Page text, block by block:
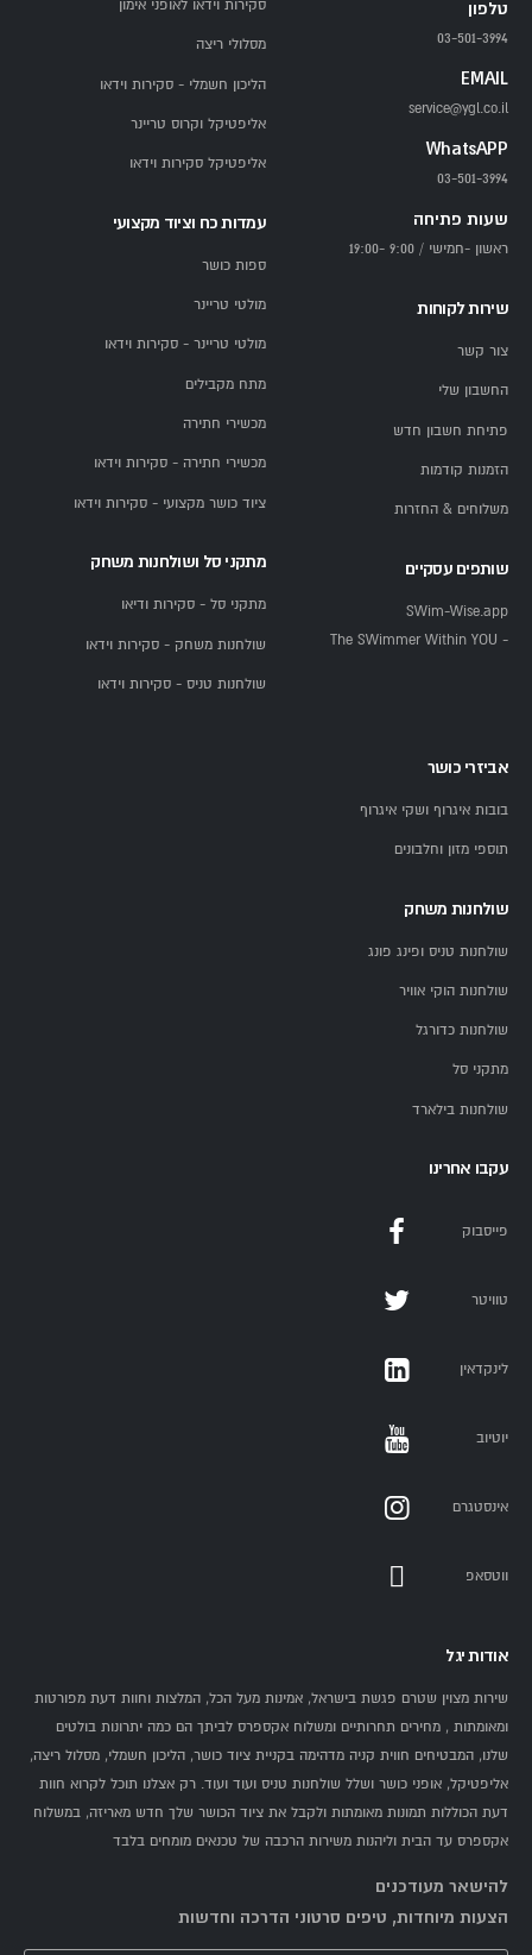
טלפון
03-501-3994
EMAIL
service@ygl.co.il
WhatsAPP
03-501-3994
שעות פתיחה
ראשון -חמישי / 9:00 -19:00
שירות לקוחות
צור קשר
החשבון שלי
פתיחת חשבון חדש
הזמנות קודמות
משלוחים & החזרות
שותפים עסקיים
SWim-Wise.app
- The SWimmer Within YOU
סקירות וידאו לאופני אימון
מסלולי ריצה
הליכון חשמלי - סקירות וידאו
אליפטיקל וקרוס טריינר
אליפטיקל סקירות וידאו
עמדות כח וציוד מקצועי
ספות כושר
מולטי טריינר
מולטי טריינר - סקירות וידאו
מתח מקבילים
מכשירי חתירה
מכשירי חתירה - סקירות וידאו
ציוד כושר מקצועי - סקירות וידאו
מתקני סל ושולחנות משחק
מתקני סל - סקירות ודיאו
שולחנות משחק - סקירות וידאו
שולחנות טניס - סקירות וידאו
אביזרי כושר
בובות איגרוף ושקי איגרוף
תוספי מזון וחלבונים
שולחנות משחק
שולחנות טניס ופינג פונג
שולחנות הוקי אוויר
שולחנות כדורגל
מתקני סל
שולחנות בילארד
עקבו אחרינו
פייסבוק
טוויטר
לינקדאין
יוטיוב
אינסטגרם
ווטסאפ
אודות יגל
שירות מצוין שטרם פגשת בישראל, אמינות מעל הכל, המלצות וחוות דעת מפורטות
ומאומתות , מחירים תחרותיים ומשלוח אקספרס לביתך הם כמה יתרונות בולטים
שלנו, המבטיחים חווית קניה מדהימה בקניית ציוד כושר, הליכון חשמלי, מסלול ריצה,
אליפטיקל, אופני כושר ושלל שולחנות טניס ועוד ועוד. רק אצלנו תוכל לקרוא חוות
דעת הכוללות תמונות מאומתות ולקבל את ציוד הכושר שלך חדש מאריזה, במשלוח
אקספרס עד הבית וליהנות משירות הרכבה של טכנאים מומחים בלבד
להישאר מעודכנים
הצעות מיוחדות, טיפים סרטוני הדרכה וחדשות